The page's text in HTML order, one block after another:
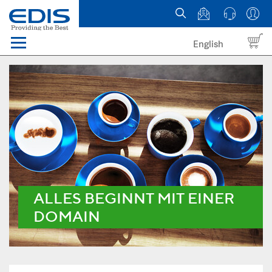
Menü
Domains
Webhosting Österreich
News
über EDIS
English
ALLES BEGINNT MIT EINER
DOMAIN